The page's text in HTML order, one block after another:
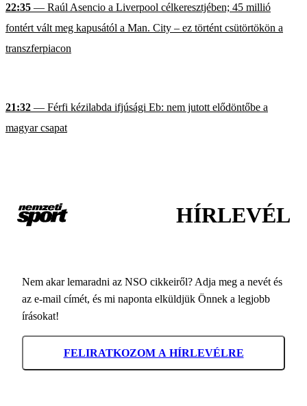
22:35 — Raúl Asencio a Liverpool célkeresztjében; 45 millió
fontért vált meg kapusától a Man. City – ez történt csütörtökön a
transzferpiacon
21:32 — Férfi kézilabda ifjúsági Eb: nem jutott elődöntőbe a
magyar csapat
HÍRLEVÉL
Nem akar lemaradni az NSO cikkeiről? Adja meg a nevét és
az e-mail címét, és mi naponta elküldjük Önnek a legjobb
írásokat!
FELIRATKOZOM A HÍRLEVÉLRE